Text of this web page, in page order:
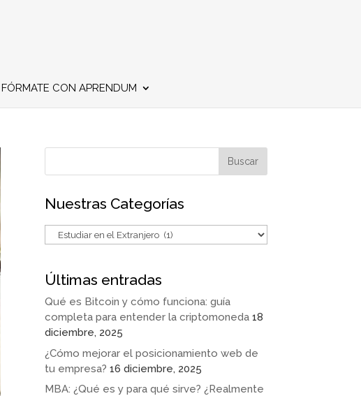
FÓRMATE CON APRENDUM
Nuestras Categorías
Últimas entradas
Qué es Bitcoin y cómo funciona: guía
completa para entender la criptomoneda 18
diciembre, 2025
¿Cómo mejorar el posicionamiento web de
tu empresa? 16 diciembre, 2025
MBA: ¿Qué es y para qué sirve? ¿Realmente